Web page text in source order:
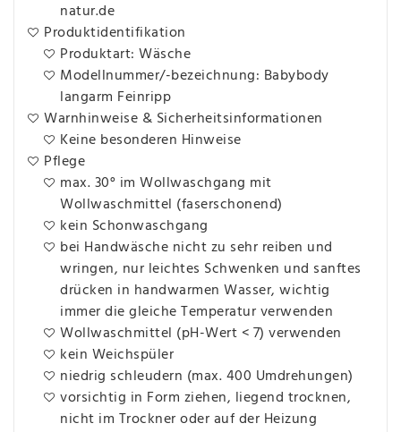
natur.de
Produktidentifikation
Produktart: Wäsche
Modellnummer/-bezeichnung: Babybody
langarm Feinripp
Warnhinweise & Sicherheitsinformationen
Keine besonderen Hinweise
Pflege
max. 30° im Wollwaschgang mit
Wollwaschmittel (faserschonend)
kein Schonwaschgang
bei Handwäsche nicht zu sehr reiben und
wringen, nur leichtes Schwenken und sanftes
drücken in handwarmen Wasser, wichtig
immer die gleiche Temperatur verwenden
Wollwaschmittel (pH-Wert < 7) verwenden
kein Weichspüler
niedrig schleudern (max. 400 Umdrehungen)
vorsichtig in Form ziehen, liegend trocknen,
nicht im Trockner oder auf der Heizung